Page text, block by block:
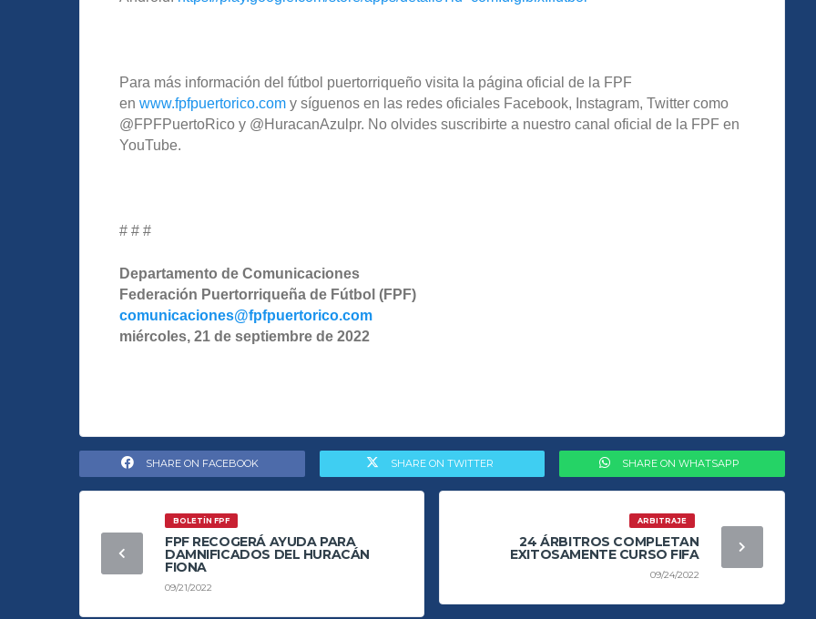
Para más información del fútbol puertorriqueño visita la página oficial de la FPF
en www.fpfpuertorico.com y síguenos en las redes oficiales Facebook, Instagram, Twitter como
@FPFPuertoRico y @HuracanAzulpr. No olvides suscribirte a nuestro canal oficial de la FPF en
YouTube.
# # #
Departamento de Comunicaciones
Federación Puertorriqueña de Fútbol (FPF)
comunicaciones@fpfpuertorico.com
miércoles, 21 de septiembre de 2022
SHARE ON FACEBOOK SHARE ON TWITTER SHARE ON WHATSAPP
BOLETÍN FPF
FPF RECOGERÁ AYUDA PARA
DAMNIFICADOS DEL HURACÁN
FIONA
09/21/2022
ARBITRAJE
24 ÁRBITROS COMPLETAN
EXITOSAMENTE CURSO FIFA
09/24/2022